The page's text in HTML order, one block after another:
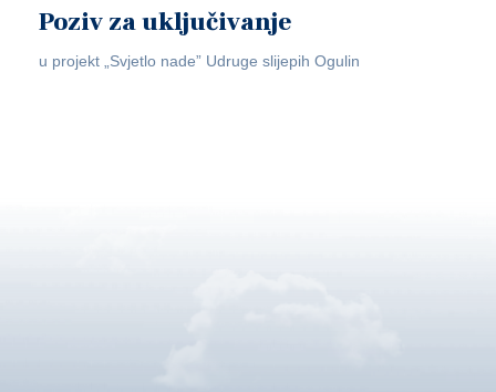
Poziv za uključivanje
u projekt „Svjetlo nade” Udruge slijepih Ogulin